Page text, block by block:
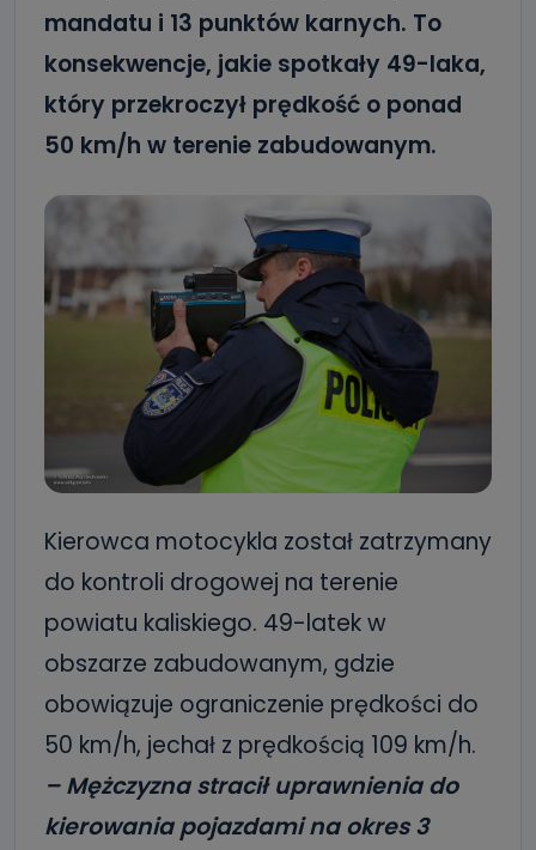
mandatu i 13 punktów karnych. To
konsekwencje, jakie spotkały 49-laka,
który przekroczył prędkość o ponad
50 km/h w terenie zabudowanym.
Kierowca motocykla został zatrzymany
do kontroli drogowej na terenie
powiatu kaliskiego. 49-latek w
obszarze zabudowanym, gdzie
obowiązuje ograniczenie prędkości do
50 km/h, jechał z prędkością 109 km/h.
– Mężczyzna stracił uprawnienia do
kierowania pojazdami na okres 3